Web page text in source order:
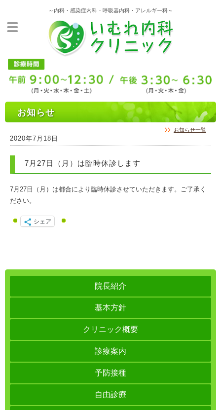
～内科・感染症内科・呼吸器内科・アレルギー科～
お知らせ
お知らせ一覧
2020年7月18日
7月27日（月）は臨時休診します
7月27日（月）は都合により臨時休診させていただきます。ご了承く
ださい。
シェア
院長紹介
基本方針
クリニック概要
診療案内
予防接種
自由診療